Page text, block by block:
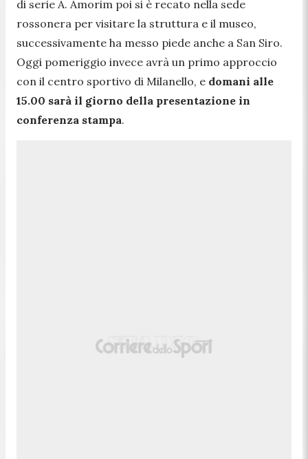
di serie A. Amorim poi si è recato nella sede
rossonera per visitare la struttura e il museo,
successivamente ha messo piede anche a San Siro.
Oggi pomeriggio invece avrà un primo approccio
con il centro sportivo di Milanello, e domani alle
15.00 sarà il giorno della presentazione in
conferenza stampa.